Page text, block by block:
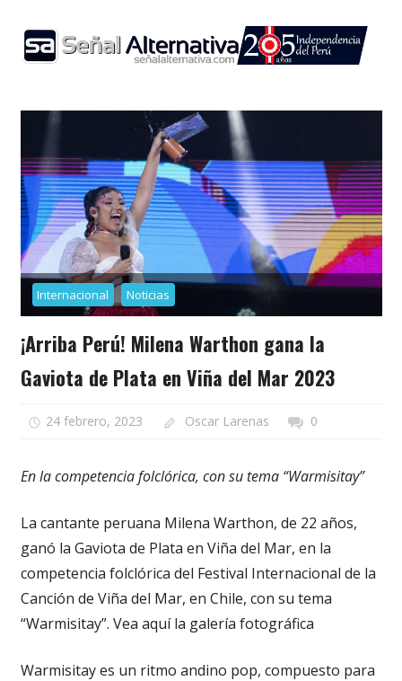
content
Internacional Noticias
¡Arriba Perú! Milena Warthon gana la
Gaviota de Plata en Viña del Mar 2023
24 febrero, 2023 Oscar Larenas 0
En la competencia folclórica, con su tema “Warmisitay”
La cantante peruana Milena Warthon, de 22 años,
ganó la Gaviota de Plata en Viña del Mar, en la
competencia folclórica del Festival Internacional de la
Canción de Viña del Mar, en Chile, con su tema
“Warmisitay”. Vea aquí la galería fotográfica
Warmisitay es un ritmo andino pop, compuesto para